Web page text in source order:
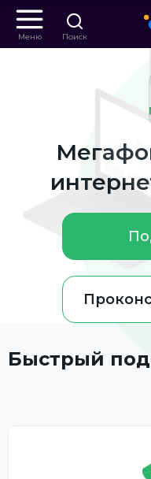
Меню Поиск
Быстрый